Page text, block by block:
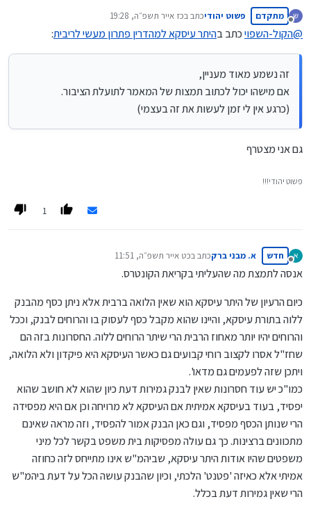
(כרגע אין לי זמן לעשות את זה בעצמי)
מנותק
מתקדם פשוט יהודיכתב בכז אייר תשפ״ה, 19:28
נערך לאחרונה על ידי
@הקול-השפויכתב בהיתר עיסקא למהדרין פתרון מעשי לריבית:
זה נשמע מאוד מעניין,
אם מישהו יכול לכתוב תמצות של המאמר לתועלת הציבור.
(כרגע אין לי זמן לעשות את זה בעצמי)
גם אני מצטרף
פשוט יהודי!!!
1
מנותק
חדש א. מבני ברקכתב בכט אייר תשפ״ה, 11:51
נערך לאחרונה על ידי
אנסה לתמצת מה שהעליתי בקריאת הקונטרס.
כיום הרעיון של היתר עיסקא הוא שאין הלואה ברבית אלא ניתן כסף מהבנק
ללוה בתורת עיסקא, והיינו שהוא מקבל כסף לעסוק בו והרוחים לבנק, וככל
והרוחים יהיו יותר מאחוז הרבית הרי שיתר הרוחים ללוה. החסרונות בזה הם
שחז"ל אסרו לקצוב רוחי קבועים גם כאשר העיסקא היא פיקדון ולא הלואה,
ויתכן שזה לפעמים גם מדאו'.
כמו"כ יש עוד חסרונות שאין לבנק גמירות דעת כיון שהוא לא חושב שהוא
יפסיד, בעוד בעיסקא אמיתית אם העיסקא לא מרויחה וכן אם היא מפסידה
הרי שנותן הכסף מפסיד, וגם כאן הבנק אמור להפסיד, וזה מראה שאינם
מתכוונים ברצינות. כך גם עולה מפסיקות בית משפט בקשר לכל מיני
משפטים שהיו אודות היתר עיסקא, שביהמ"ש אינו מתייחס לזה כחוזה
אמיתי אלא כאיזה 'פטנט' הלכתי, וכיון שהבנק עושה הכל על דעת ביהמ"ש
הרי שאין גמירות דעת בכלל.